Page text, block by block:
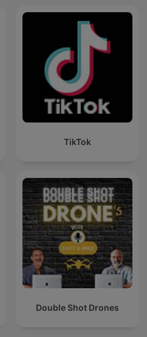
TikTok
Double Shot Drones